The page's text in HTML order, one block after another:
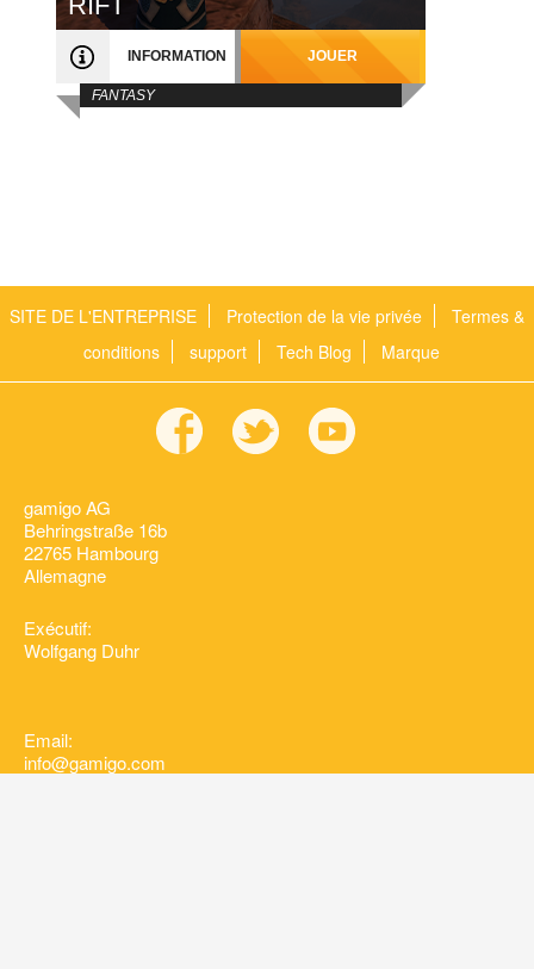
INFORMATION JOUER
FANTASY
SITE DE L'ENTREPRISE Protection de la vie privée
Termes &
conditions
support Tech Blog Marque
gamigo AG
Behringstraße 16b
22765 Hambourg
Allemagne
Exécutif:
Wolfgang Duhr
Email:
info@gamigo.com